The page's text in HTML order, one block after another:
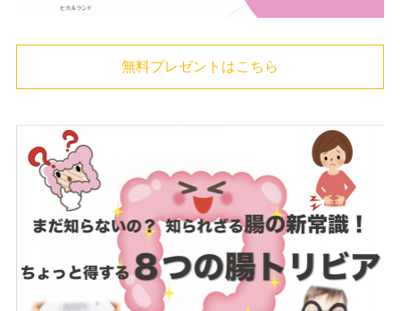
無料プレゼントはこちら